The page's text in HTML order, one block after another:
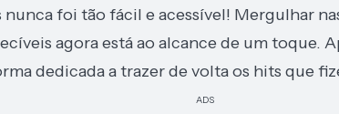
nunca foi tão fácil e acessível! Mergulhar
agora está ao alcance de um toque.
dedicada a trazer de volta os hits que
ADS